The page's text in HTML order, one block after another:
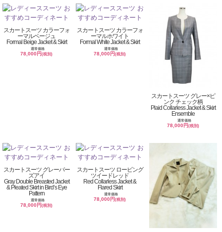
スカートスーツ カラーフォ
ーマルベージュ
Formal Beige Jacket & Skirt
通常価格
78,000円(税別)
スカートスーツ カラーフォ
ーマルホワイト
Formal White Jacket & Skirt
通常価格
78,000円(税別)
スカートスーツ グレー×ピ
ンク チェック柄
Plaid Collarless Jacket & Skirt
Ensemble
通常価格
78,000円(税別)
スカートスーツ グレーバー
ズアイ
Gray Double Breasted Jacket
& Pleated Skirt in Bird’s Eye
Pattern
通常価格
78,000円(税別)
スカートスーツ ロービング
ツイードレッド
Red Collarless Jacket &
Flared Skirt
通常価格
78,000円(税別)